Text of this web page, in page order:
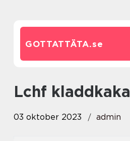
GOTTATTÄTA.se
lchf kladdkaka
03 oktober 2023 admin